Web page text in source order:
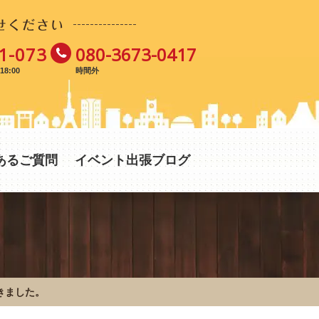
080-3673-0417
時間外
073
ください
るご質問 イベント出張ブログ
した。